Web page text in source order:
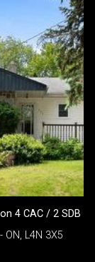
4 CAC / 2 SDB
ON, L4N 3X5